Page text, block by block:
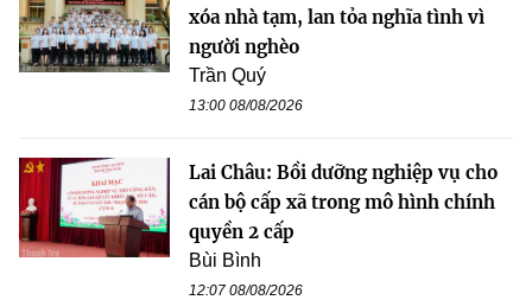
xóa nhà tạm, lan tỏa nghĩa tình vì
người nghèo
Trần Quý
13:00 08/08/2026
Lai Châu: Bồi dưỡng nghiệp vụ cho
cán bộ cấp xã trong mô hình chính
quyền 2 cấp
Bùi Bình
12:07 08/08/2026